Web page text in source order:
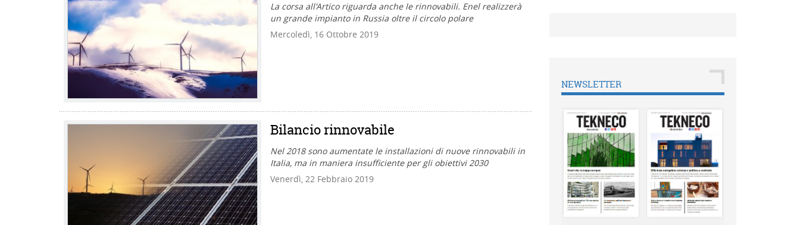
La corsa all'Artico riguarda anche le rinnovabili. Enel realizzerà
un grande impianto in Russia oltre il circolo polare
Mercoledì, 16 Ottobre 2019
Bilancio rinnovabile
Nel 2018 sono aumentate le installazioni di nuove rinnovabili in
Italia, ma in maniera insufficiente per gli obiettivi 2030
Venerdì, 22 Febbraio 2019
NEWSLETTER